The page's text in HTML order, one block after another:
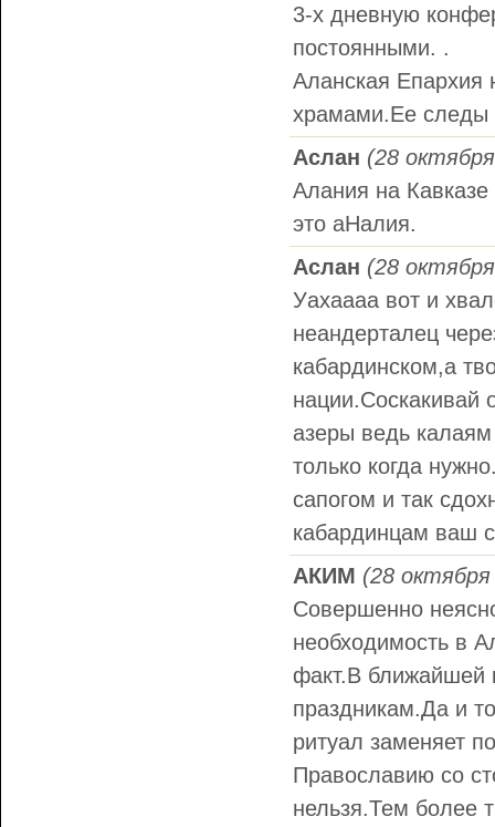
3-х дневную
постоянными. .
Аланская Епархия
храмами.Ее следы
Аслан (28
Алания на
это аНалия.
Аслан (28
Уахаааа вот и
неандерталец
кабардинском,а
нации.Соскакивай
азеры ведь
только когда
сапогом и так
кабардинцам ваш
АКИМ (28
Совершенно
необходимость в
факт.В ближайшей
праздникам.Да и
ритуал заменяет
Православию со
нельзя.Тем более